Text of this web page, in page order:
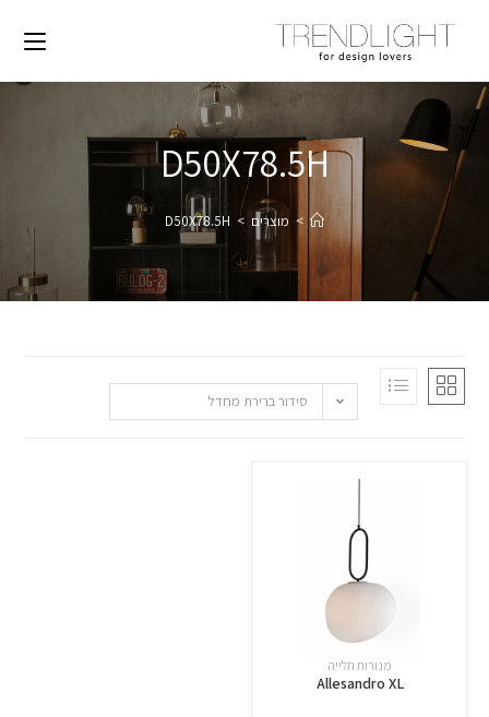
D50X78.5H
> מוצרים >
D50X78.5H
סידור ברירת מחדל
מנורות תלייה
Allesandro XL